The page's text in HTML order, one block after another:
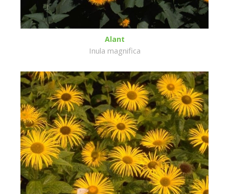
Alant
Inula magnifica